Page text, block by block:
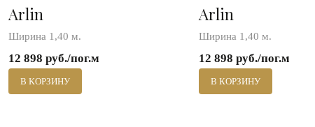
Arlin
Ширина 1,40 м.
12 898 руб./пог.м
В КОРЗИНУ
Arlin
Ширина 1,40 м.
12 898 руб./пог.м
В КОРЗИНУ